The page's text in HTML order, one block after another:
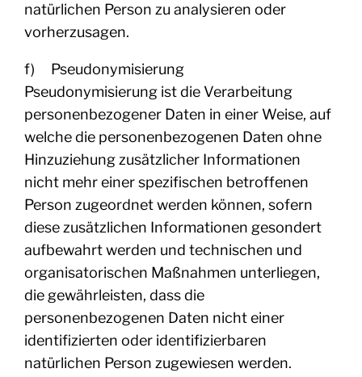
natürlichen Person zu analysieren oder
vorherzusagen.
f) Pseudonymisierung
Pseudonymisierung ist die Verarbeitung
personenbezogener Daten in einer Weise, auf
welche die personenbezogenen Daten ohne
Hinzuziehung zusätzlicher Informationen
nicht mehr einer spezifischen betroffenen
Person zugeordnet werden können, sofern
diese zusätzlichen Informationen gesondert
aufbewahrt werden und technischen und
organisatorischen Maßnahmen unterliegen,
die gewährleisten, dass die
personenbezogenen Daten nicht einer
identifizierten oder identifizierbaren
natürlichen Person zugewiesen werden.